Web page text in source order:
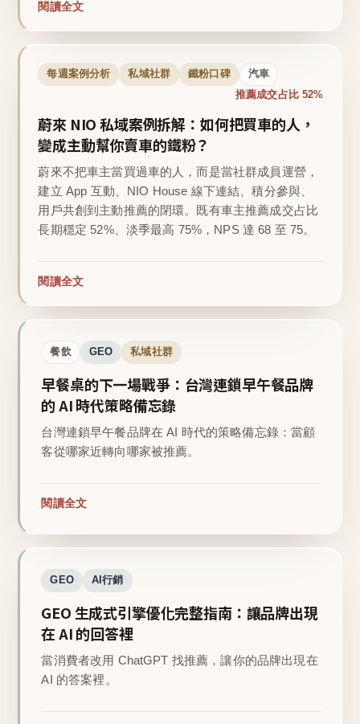
閱讀全文
每週案例分析 私域社群 鐵粉口碑 汽車
推薦成交占比 52%
蔚來 NIO 私域案例拆解：如何把買車的人，
變成主動幫你賣車的鐵粉？
蔚來不把車主當買過車的人，而是當社群成員運營，
建立 App 互動、NIO House 線下連結、積分參與、
用戶共創到主動推薦的閉環。既有車主推薦成交占比
長期穩定 52%、淡季最高 75%，NPS 達 68 至 75。
閱讀全文
餐飲 GEO 私域社群
早餐桌的下一場戰爭：台灣連鎖早午餐品牌
的 AI 時代策略備忘錄
台灣連鎖早午餐品牌在 AI 時代的策略備忘錄：當顧
客從哪家近轉向哪家被推薦。
閱讀全文
GEO AI行銷
GEO 生成式引擎優化完整指南：讓品牌出現
在 AI 的回答裡
當消費者改用 ChatGPT 找推薦，讓你的品牌出現在
AI 的答案裡。